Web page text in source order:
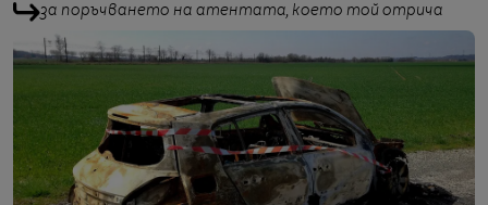
за поръчването на атентата, което той отрича